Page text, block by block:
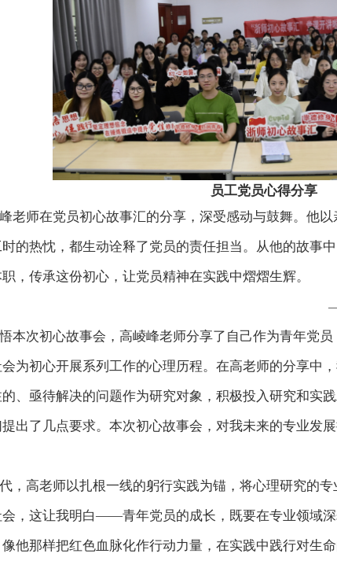
员工党员心得分享
老师在党员初心故事汇的分享，深受感动与鼓舞。他
的热忱，都生动诠释了党员的责任担当。从他的故事
，传承这份初心，让党员精神在实践中熠熠生辉。
本次初心故事会，高崚峰老师分享了自己作为青年党
为初心开展系列工作的心理历程。在高老师的分享中
、亟待解决的问题作为研究对象，积极投入研究和实
出了几点要求。本次初心故事会，对我未来的专业发
，高老师以扎根一线的躬行实践为锚，将心理研究的
，这让我明白——青年党员的成长，既要在专业领域
他那样把红色血脉化作行动力量，在实践中践行对生